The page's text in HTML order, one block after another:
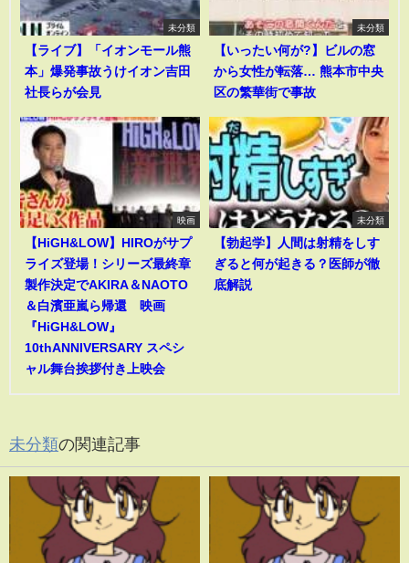
未分類
【ライブ】「イオンモール熊
本」爆発事故うけイオン吉田
社長らが会見
未分類
【いったい何が?】ビルの窓
から女性が転落… 熊本市中央
区の繁華街で事故
映画
【HiGH&LOW】HIROがサプ
ライズ登場！シリーズ最終章
製作決定でAKIRA＆NAOTO
＆白濱亜嵐ら帰還 映画
『HiGH&LOW』
10thANNIVERSARY スペシ
ャル舞台挨拶付き上映会
未分類
【勃起学】人間は射精をしす
ぎると何が起きる？医師が徹
底解説
未分類の関連記事